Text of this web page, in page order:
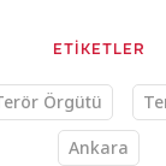
ETİKETLER
Örgütü
Ankara